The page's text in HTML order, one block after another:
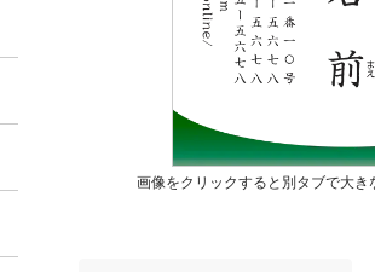
画像をクリックすると別タブで大き